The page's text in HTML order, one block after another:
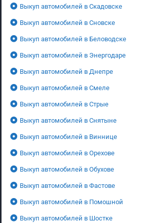
Выкуп автомобилей в Скадовске
Выкуп автомобилей в Сновске
Выкуп автомобилей в Беловодске
Выкуп автомобилей в Энергодаре
Выкуп автомобилей в Днепре
Выкуп автомобилей в Смеле
Выкуп автомобилей в Стрые
Выкуп автомобилей в Снятыне
Выкуп автомобилей в Виннице
Выкуп автомобилей в Орехове
Выкуп автомобилей в Обухове
Выкуп автомобилей в Фастове
Выкуп автомобилей в Помошной
Выкуп автомобилей в Шостке